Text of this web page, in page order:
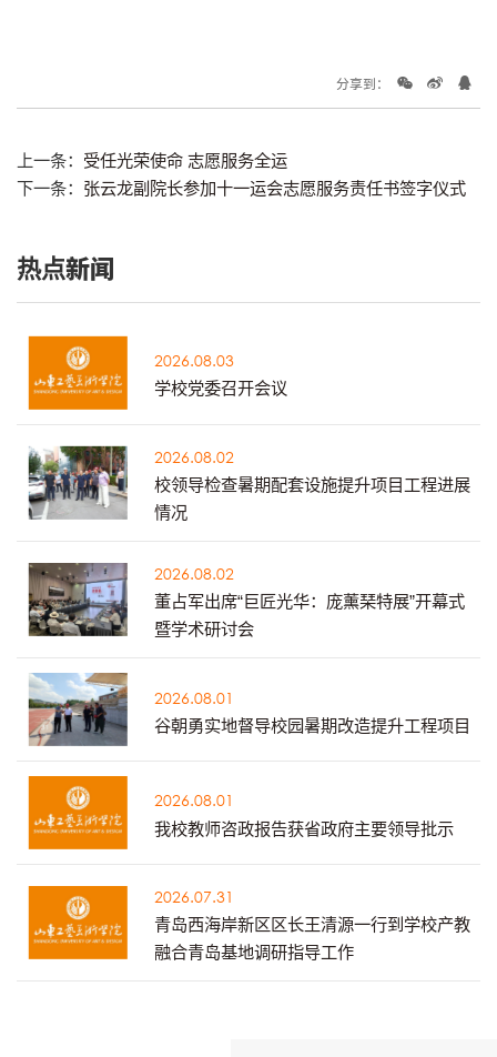
分享到：
上一条： 受任光荣使命 志愿服务全运
下一条： 张云龙副院长参加十一运会志愿服务责任书签字仪式
热点新闻
2026.08.03
学校党委召开会议
2026.08.02
校领导检查暑期配套设施提升项目工程进展
情况
2026.08.02
董占军出席“巨匠光华：庞薰琹特展”开幕式
暨学术研讨会
2026.08.01
谷朝勇实地督导校园暑期改造提升工程项目
2026.08.01
我校教师咨政报告获省政府主要领导批示
2026.07.31
青岛西海岸新区区长王清源一行到学校产教
融合青岛基地调研指导工作